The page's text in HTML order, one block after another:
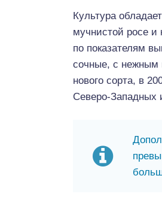
Культура
мучнистой росе и
по показателям
сочные, с нежным
нового cорта, в
Северо-Западных